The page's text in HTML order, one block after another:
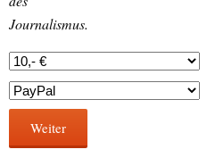
Journalismus.
Weiter